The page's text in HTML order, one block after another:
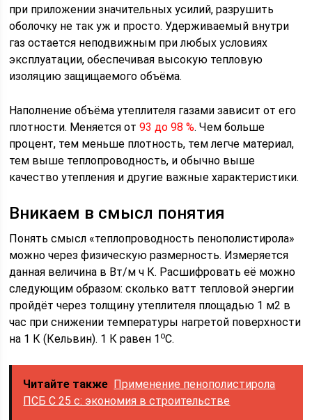
при приложении значительных усилий, разрушить
оболочку не так уж и просто. Удерживаемый внутри
газ остается неподвижным при любых условиях
эксплуатации, обеспечивая высокую тепловую
изоляцию защищаемого объёма.
Наполнение объёма утеплителя газами зависит от его
плотности. Меняется от93 до 98 %. Чем больше
процент, тем меньше плотность, тем легче материал,
тем выше теплопроводность, и обычно выше
качество утепления и другие важные характеристики.
Вникаем в смысл понятия
Понять смысл «теплопроводность пенополистирола»
можно через физическую размерность. Измеряется
данная величина в Вт/м ч К. Расшифровать её можно
следующим образом: сколько ватт тепловой энергии
пройдёт через толщину утеплителя площадью 1 м2 в
час при снижении температуры нагретой поверхности
на 1 К (Кельвин). 1 К равен 1оС.
Читайте также Применение пенополистирола
ПСБ С 25 с: экономия в строительстве